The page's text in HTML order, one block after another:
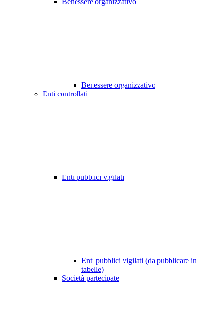
Benessere organizzativo
Benessere organizzativo
Enti controllati
Enti pubblici vigilati
Enti pubblici vigilati (da pubblicare in
tabelle)
Società partecipate